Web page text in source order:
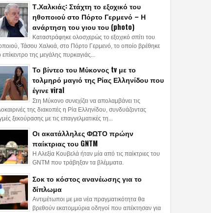
Τ.Χαλκιάς: Στάχτη το εξοχικό του
ηθοποιού στο Πόρτο Γερμενό – Η
ανάρτηση του γιου του (photo)
Καταστράφηκε ολοσχερώς το εξοχικό σπίτι του
Τάσου Χαλκιά, στο Πόρτο Γερμενό, το οποίο βρέθηκε
επίκεντρο της μεγάλης πυρκαγιάς...
Το βίντεο του Μύκονος tv με το
τολμηρό μαγιό της Ρίας Ελληνίδου που
έγινε viral
Στη Μύκονο συνεχίζει να απολαμβάνει τις
της διακοπές η Ρία Ελληνίδου, συνδυάζοντας
ξεκούρασης με τις επαγγελματικές τη...
Οι ακατάλληλες ΦΩΤΟ πρώην
παίκτριας του GNTM
Η Αλεξία Κουβελά ήταν μία από τις παίκτριες του
GNTM που τράβηξαν τα βλέμματα.
Σοκ το κόστος ανανέωσης για το
δίπλωμα
Αντιμέτωποι με μια νέα πραγματικότητα θα
βρεθούν εκατομμύρια οδηγοί που απέκτησαν για